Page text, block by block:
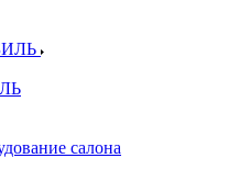
салона